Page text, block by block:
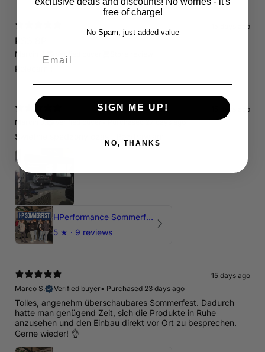
15 days ago
RS3 8P
Marcin J. Verified buyer
Polecam !
15 days ago
Marcin J.
Verified buyer•Purchased 27 days ago
Świetnie spedzony czas , Pozdrawiam
HPerformance Sommerfest 2026
5 ★ · 9 reviews
15 days ago
Marco S.
Verified buyer• Purchased 23 days ago
Tolles, angenehm überschaubares Sommerfest. Dadurch
hatte man genügend Zeit, sich die Produkte in Ruhe
anzusehen und den Einbau direkt vor Ort zu besprechen.
Gerne wieder! 👌
free of charge!
No Spam, just added value
SIGN ME UP!
NO, THANKS